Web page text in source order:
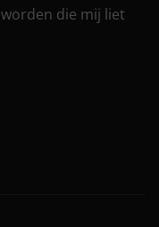
die mij liet